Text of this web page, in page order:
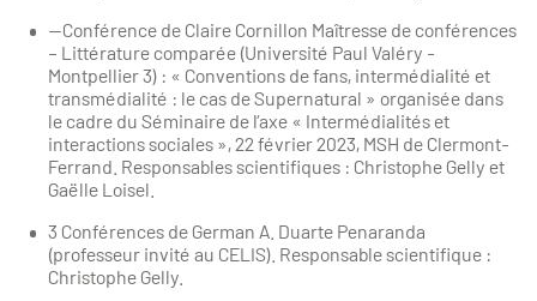
—Conférence de Claire Cornillon Maîtresse de conférences
– Littérature comparée (Université Paul Valéry -
Montpellier 3) : « Conventions de fans, intermédialité et
transmédialité : le cas de Supernatural » organisée dans
le cadre du Séminaire de l’axe « Intermédialités et
interactions sociales », 22 février 2023, MSH de Clermont-
Ferrand. Responsables scientifiques : Christophe Gelly et
Gaëlle Loisel.
3 Conférences de German A. Duarte Penaranda
(professeur invité au CELIS). Responsable scientifique :
Christophe Gelly.